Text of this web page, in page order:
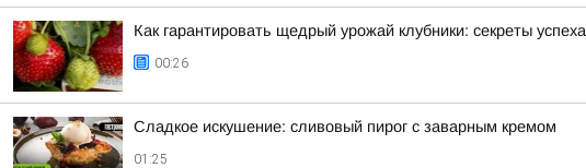
Как гарантировать щедрый урожай клубники: секреты успеха
00:26
Сладкое искушение: сливовый пирог с заварным кремом
01:25